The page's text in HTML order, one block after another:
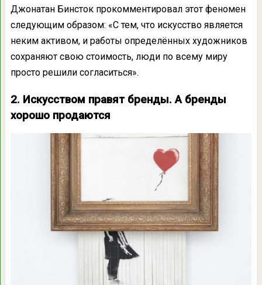
Джонатан Бинсток прокомментировал этот феномен
следующим образом: «С тем, что искусство является
неким активом, и работы определённых художников
сохраняют свою стоимость, люди по всему миру
просто решили согласиться».
2. Искусством правят бренды. А бренды
хорошо продаются